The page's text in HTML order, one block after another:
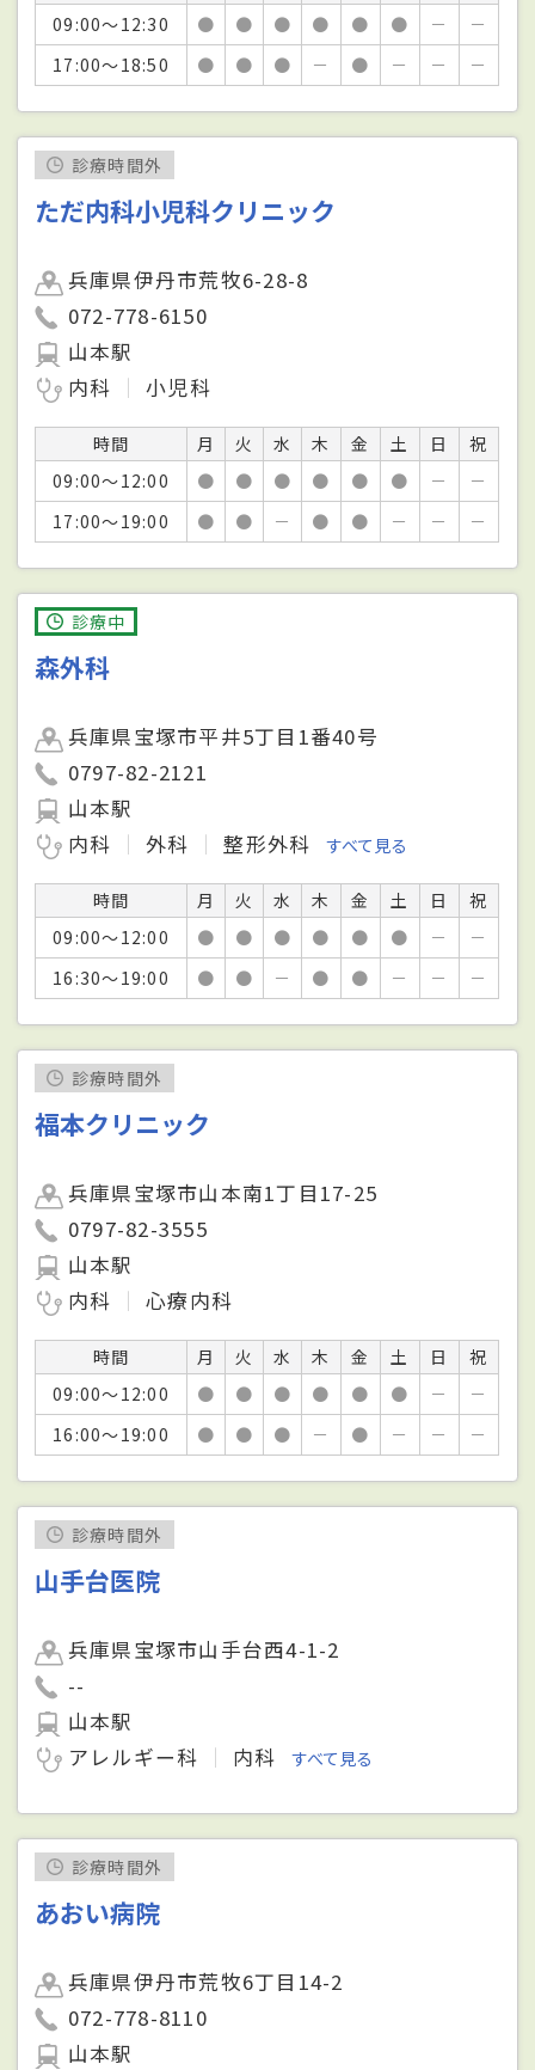
09:00～12:30
● ● ● ● ● ● －
－
17:00～18:50
● ● ● － ● － － －
診療時間外
ただ内科小児科クリニック
兵庫県伊丹市荒牧6-28-8
072-778-6150
山本駅
内科
小児科
時間 月 火 水 木 金 土 日
祝
09:00～12:00
● ● ● ● ● ● －
－
17:00～19:00
● ● － ● ● － － －
診療中
森外科
兵庫県宝塚市平井5丁目1番40号
0797-82-2121
山本駅
内科
外科 整形外科 すべて見る
時間 月 火 水 木 金 土 日
祝
09:00～12:00
● ● ● ● ● ● －
－
16:30～19:00
● ● － ● ● － － －
診療時間外
福本クリニック
兵庫県宝塚市山本南1丁目17-25
0797-82-3555
山本駅
内科
心療内科
時間 月 火 水 木 金 土 日
祝
09:00～12:00
● ● ● ● ● ● －
－
16:00～19:00
● ● ● － ● － － －
診療時間外
山手台医院
兵庫県宝塚市山手台西4-1-2
--
山本駅
アレルギー科
内科 すべて見る
診療時間外
あおい病院
兵庫県伊丹市荒牧6丁目14-2
072-778-8110
山本駅